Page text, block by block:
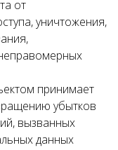
от
уничтожения,
принимает
убытков
вызванных
данных